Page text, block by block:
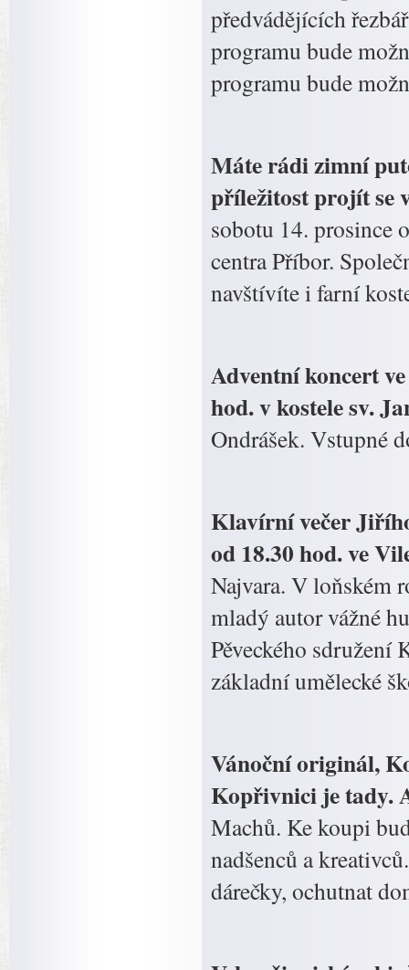
předvádějících
programu bude
programu bude
Máte rádi zimní
příležitost projít se
sobotu 14. prosince
centra Příbor.
navštívíte i farní
Adventní koncert
hod. v kostele sv.
Ondrášek. Vstupné
Klavírní večer
od 18.30 hod. ve
Najvara. V loňském
mladý autor vážné
Pěveckého sdružení
základní umělecké
Vánoční originál,
Kopřivnici je tady.
Machů. Ke koupi
nadšenců a
dárečky, ochutnat